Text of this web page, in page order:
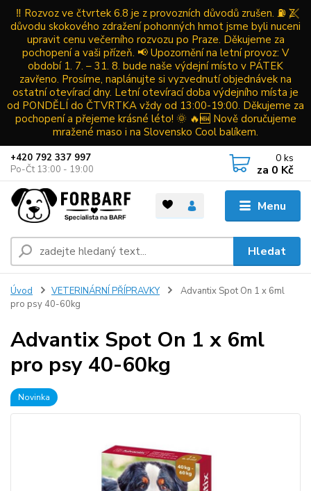
‼️ Rozvoz ve čtvrtek 6.8 je z provozních důvodů zrušen. ⛽ Z
důvodu skokového zdražení pohonných hmot jsme byli nuceni
upravit cenu večerního rozvozu po Praze. Děkujeme za
pochopení a vaši přízeň. 📢 Upozornění na letní provoz: V
období 1. 7. – 31. 8. bude naše výdejní místo v PÁTEK
zavřeno. Prosíme, naplánujte si vyzvednutí objednávek na
ostatní otevírací dny. Letní otevírací doba výdejního místa je
od PONDĚLÍ do ČTVRTKA vždy od 13:00-19:00. Děkujeme za
pochopení a přejeme krásné léto! 🌞 🔥🆕 Nově doručujeme
mražené maso i na Slovensko Cool balíkem.
Menu
Hledat
+420 792 337 997
Po-Čt 13:00 - 19:00
0 ks
za 0 Kč
Úvod VETERINÁRNÍ PŘÍPRAVKY
Advantix Spot On 1 x 6ml
pro psy 40-60kg
Advantix Spot On 1 x 6ml
pro psy 40-60kg
Novinka